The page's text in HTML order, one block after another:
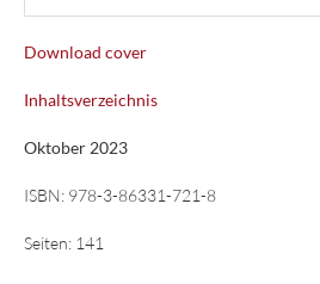
Download cover
Inhaltsverzeichnis
Oktober 2023
ISBN: 978-3-86331-721-8
Seiten: 141